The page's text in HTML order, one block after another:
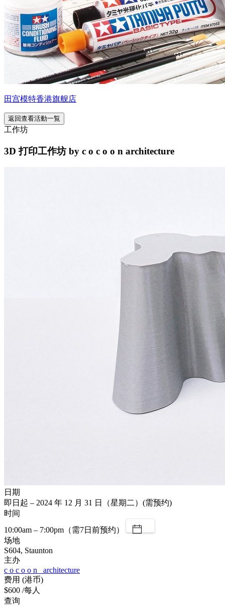
田宫模特香港旗舰店
返回查看活動一覧
工作坊
3D 打印工作坊 by c o c o o n architecture
日期
即日起 – 2024 年 12 月 31 日（星期二）(需预约)
时间
10:00am – 7:00pm（需7日前预约）
场地
S604, Staunton
主办
c o c o o n architecture
费用 (港币)
$600 /每人
查询